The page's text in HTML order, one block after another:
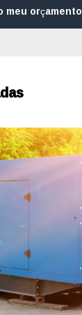
meu orçamento